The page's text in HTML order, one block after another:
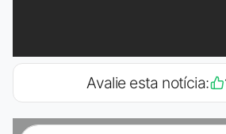
Avalie esta notícia: